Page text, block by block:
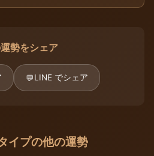
勢をシェア
💬LINE でシェア
イプの他の運勢